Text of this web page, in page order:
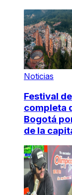
Noticias
Festival
completa
Bogotá
de la